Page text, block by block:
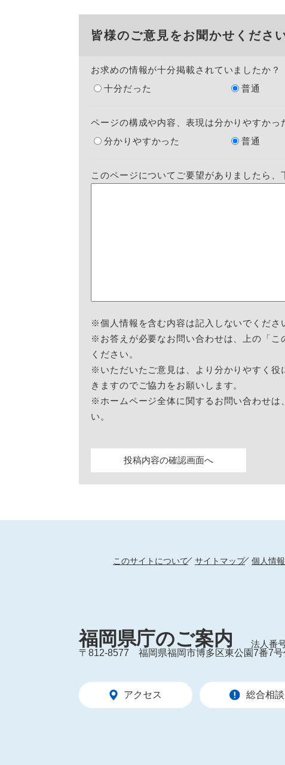
皆様のご意見をお聞かせください
お求めの情報が十分掲載されていましたか？
十分だった
普通
ページの構成や内容、表現は分かりやすかっ
分かりやすかった
普通
このページについてご要望がありましたら、
※個人情報を含む内容は記入しないでくださ
※お答えが必要なお問い合わせは、上の「
ください。
※いただいたご意見は、より分かりやすく
きますのでご協力をお願いします。
※ホームページ全体に関するお問い合わせは、
い。
このサイトについて サイトマップ 個人情
福岡県庁のご案内
法人番
〒812-8577
福岡県福岡市博多区東公園7番7号
アクセス 総合相